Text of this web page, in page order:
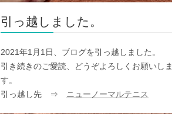
引っ越しました。
2021年1月1日、ブログを引っ越しました。
引き続きのご愛読、どうぞよろしくお願いしま
す。
引っ越し先 ⇒
ニューノーマルテニス